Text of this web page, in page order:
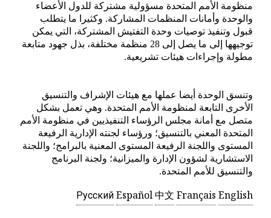
منظومة الأمم المتحدة مسؤولية مشتركة للدول الأعضاء
والوحدة وأمانات المنظمات المشاركة. وكثيرا ما يتطلب
قبول وتنفيذ توصيات وحدة التفتيش المشتركة، التي يمكن
توجيهها إلى ما يصل إلى 28 منظمة مختلفة، بذل جهود متابعة
مطولة وإجراءات هيئات تشريعية.
وتنسق الوحدة أيضا عملها مع هيئات الإشراف والتنسيق
الأخرى التابعة لمنظومة الأمم المتحدة. وهي تعمل بشكل
متصل مع أمانة مجلس الرؤساء التنفيذيين في منظومة الأمم
المتحدة المعني بالتنسيق؛ ورؤساء لجنته الإدارية الرفيعة
المستوى واللجنة الرفيعة المستوى المعنية بالبرامج؛ واللجنة
الاستشارية لشؤون الإدارة والميزانية؛ ولجنة البرنامج
والتنسيق للأمم المتحدة.
English
Français
中文
Español
Русский